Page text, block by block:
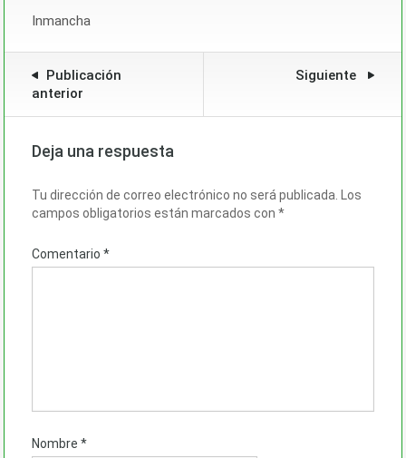
Inmancha
Publicación
anterior
Siguiente
Deja una respuesta
Tu dirección de correo electrónico no será publicada. Los
campos obligatorios están marcados con *
Comentario *
Nombre *